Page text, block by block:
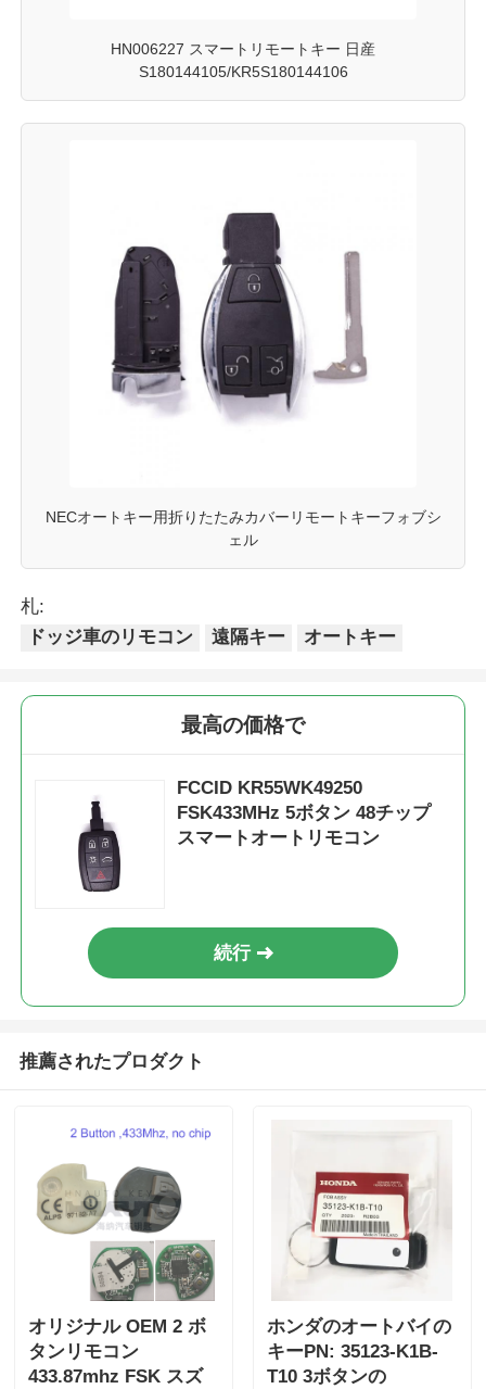
HN006227 スマートリモートキー 日産
S180144105/KR5S180144106
NECオートキー用折りたたみカバーリモートキーフォブシ
ェル
札:
ドッジ車のリモコン
遠隔キー オートキー
最高の価格で
FCCID KR55WK49250
FSK433MHz 5ボタン 48チップ
スマートオートリモコン
続行
推薦されたプロダクト
オリジナル OEM 2 ボ
タンリモコン
433.87mhz FSK スズ
ホンダのオートバイの
キーPN: 35123-K1B-
T10 3ボタンの